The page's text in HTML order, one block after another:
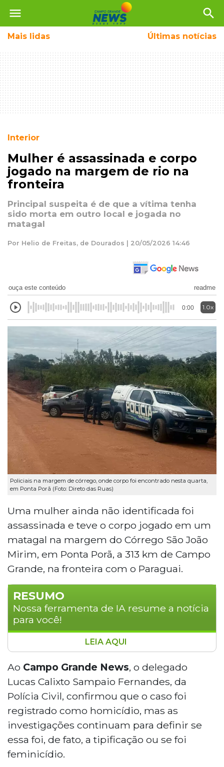
menu search
Mais lidas Últimas notícias
Interior
Mulher é assassinada e corpo
jogado na margem de rio na
fronteira
Principal suspeita é de que a vítima tenha
sido morta em outro local e jogada no
matagal
Por Helio de Freitas, de Dourados | 20/05/2026 14:46
ouça este conteúdo readme
0:00 1.0x
Policiais na margem de córrego, onde corpo foi encontrado nesta quarta,
em Ponta Porã (Foto: Direto das Ruas)
Uma mulher ainda não identificada foi
assassinada e teve o corpo jogado em um
matagal na margem do Córrego São João
Mirim, em Ponta Porã, a 313 km de Campo
Grande, na fronteira com o Paraguai.
RESUMO
Nossa ferramenta de IA resume a notícia
para você!
Uma mulher não identificada foi
assassinada e teve o corpo jogado em
um matagal às margens do Córrego São
João Mirim, em Ponta Porã, a 313 km de
Campo Grande. O delegado Lucas Calixto
confirmou o caso como homicídio,
podendo ser feminicídio. O corpo
apresenta sinais de violência por
instrumento contundente e teria sido
morto em outro local. A polícia foi
LEIA AQUI
Ao Campo Grande News, o delegado
Lucas Calixto Sampaio Fernandes, da
Polícia Civil, confirmou que o caso foi
registrado como homicídio, mas as
investigações continuam para definir se
essa foi, de fato, a tipificação ou se foi
feminicídio.